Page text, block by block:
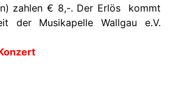
zahlen € 8,-. Der Erlös kommt
der Musikapelle Wallgau e.V.